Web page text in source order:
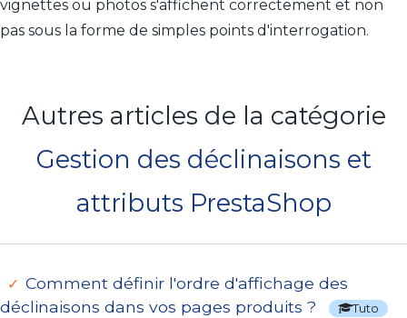
vignettes ou photos s'affichent correctement et non
pas sous la forme de simples points d'interrogation.
Autres articles de la catégorie
Gestion des déclinaisons et
attributs PrestaShop
Comment définir l'ordre d'affichage des
déclinaisons dans vos pages produits ?
Tuto